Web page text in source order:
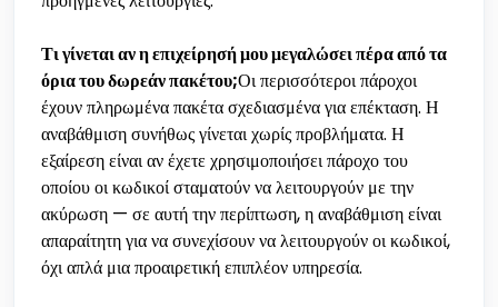
Τι γίνεται αν η επιχείρησή μου μεγαλώσει πέρα από τα
όρια του δωρεάν πακέτου;Οι περισσότεροι πάροχοι
έχουν πληρωμένα πακέτα σχεδιασμένα για επέκταση. Η
αναβάθμιση συνήθως γίνεται χωρίς προβλήματα. Η
εξαίρεση είναι αν έχετε χρησιμοποιήσει πάροχο του
οποίου οι κωδικοί σταματούν να λειτουργούν με την
ακύρωση — σε αυτή την περίπτωση, η αναβάθμιση είναι
απαραίτητη για να συνεχίσουν να λειτουργούν οι κωδικοί,
όχι απλά μια προαιρετική επιπλέον υπηρεσία.